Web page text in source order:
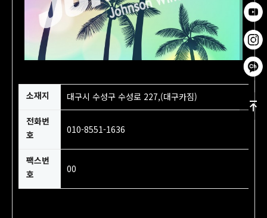
소재지 대구시 수성구 수성로 227,(대구카짐)
전화번
호
010-8551-1636
팩스번
호
00